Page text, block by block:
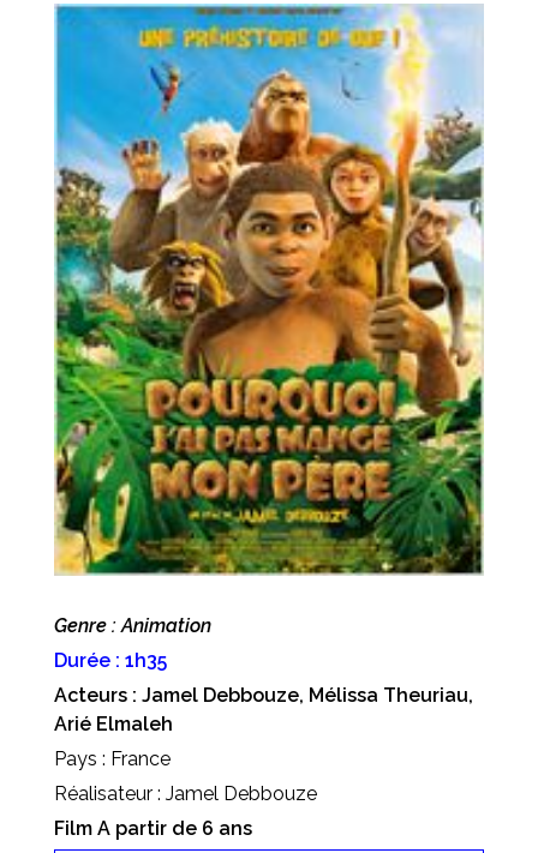
Genre : Animation
Durée : 1h35
Acteurs : Jamel Debbouze, Mélissa Theuriau,
Arié Elmaleh
Pays : France
Réalisateur : Jamel Debbouze
Film A partir de 6 ans